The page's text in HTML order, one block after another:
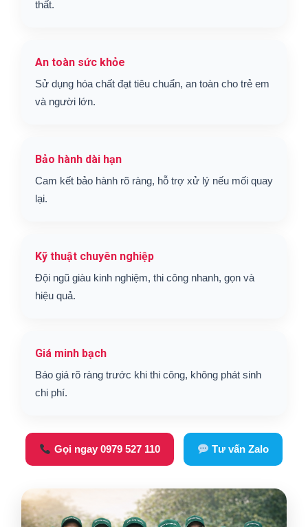
thất.
An toàn sức khỏe
Sử dụng hóa chất đạt tiêu chuẩn, an toàn cho trẻ em
và người lớn.
Bảo hành dài hạn
Cam kết bảo hành rõ ràng, hỗ trợ xử lý nếu mối quay
lại.
Kỹ thuật chuyên nghiệp
Đội ngũ giàu kinh nghiệm, thi công nhanh, gọn và
hiệu quả.
Giá minh bạch
Báo giá rõ ràng trước khi thi công, không phát sinh
chi phí.
Gọi ngay 0979 527 110 Tư vấn Zalo